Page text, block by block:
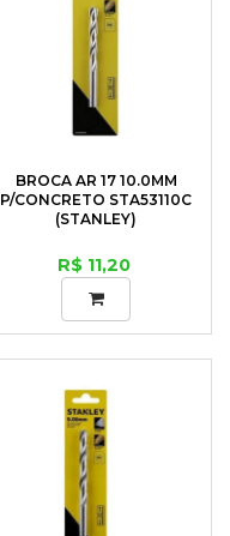
BROCA AR 17 10.0MM
P/CONCRETO STA53110C
(STANLEY)
R$ 11,20